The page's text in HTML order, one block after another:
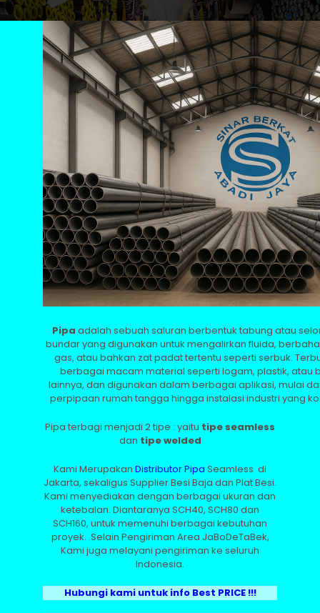
Pipa adalah sebuah saluran berbentuk tabung atau
bundar yang digunakan untuk mengalirkan fluida,
gas, atau bahkan zat padat tertentu seperti serbuk.
berbagai macam material seperti logam, plastik, atau
lainnya, dan digunakan dalam berbagai aplikasi, mulai
perpipaan rumah tangga hingga instalasi industri yang
Pipa terbagi menjadi 2 tipe : yaitu tipe seamless
dan tipe welded
Kami Merupakan Distributor Pipa Seamless di
Jakarta, sekaligus Supplier Besi Baja dan Plat Besi.
Kami menyediakan dengan berbagai ukuran dan
ketebalan. Diantaranya SCH40, SCH80 dan
SCH160, untuk memenuhi berbagai kebutuhan
proyek. .Selain Pengiriman Area JaBoDeTaBek,
Kami juga melayani pengiriman ke seluruh
Indonesia.
Hubungi kami untuk info Best PRICE !!!